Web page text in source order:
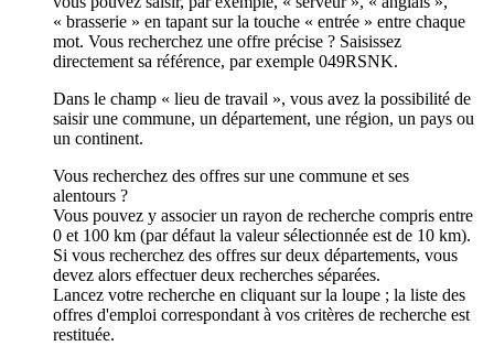
« brasserie » en tapant sur la touche « entrée » entre chaque
mot. Vous recherchez une offre précise ? Saisissez
directement sa référence, par exemple 049RSNK.
Dans le champ « lieu de travail », vous avez la possibilité de
saisir une commune, un département, une région, un pays ou
un continent.
Vous recherchez des offres sur une commune et ses
alentours ?
Vous pouvez y associer un rayon de recherche compris entre
0 et 100 km (par défaut la valeur sélectionnée est de 10 km).
Si vous recherchez des offres sur deux départements, vous
devez alors effectuer deux recherches séparées.
Lancez votre recherche en cliquant sur la loupe ; la liste des
offres d'emploi correspondant à vos critères de recherche est
restituée.